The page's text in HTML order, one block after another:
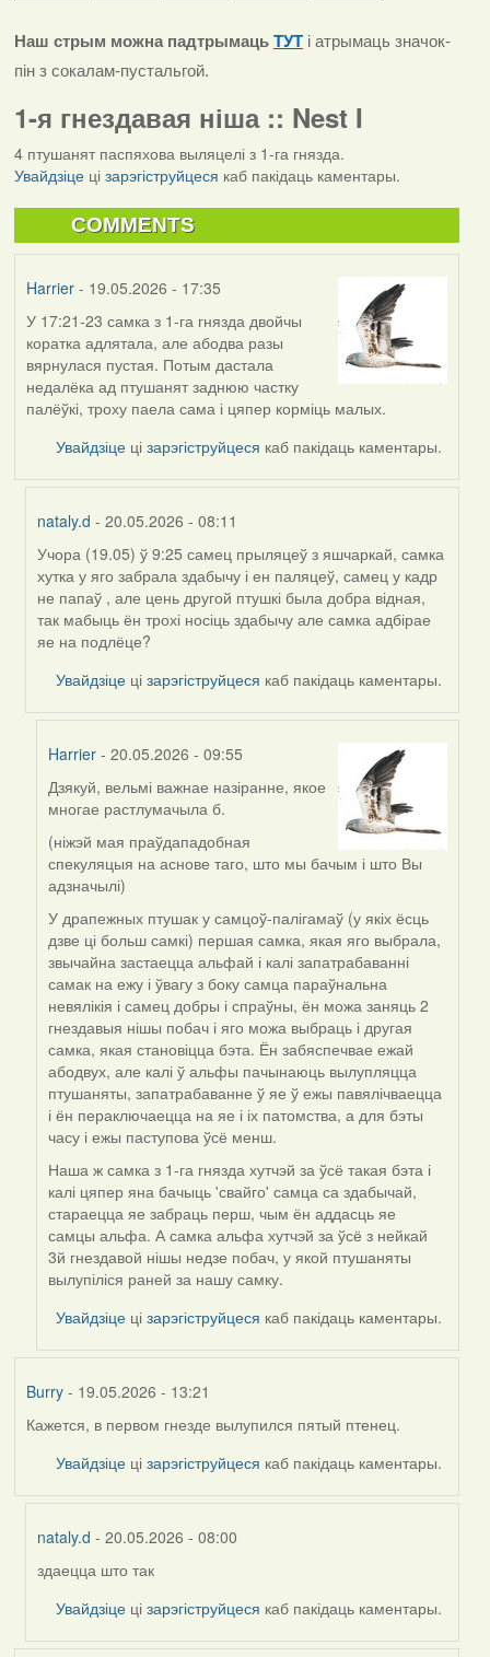
Наш стрым можна падтрымаць ТУТ і атрымаць значок-
пін з сокалам-пустальгой.
1-я гнездавая ніша :: Nest I
4 птушанят паспяхова выляцелі з 1-га гнязда.
Увайдзіцеці зарэгіструйцеся каб пакідаць каментары.
COMMENTS
Harrier- 19.05.2026 - 17:35
У 17:21-23 самка з 1-га гнязда двойчы
коратка адлятала, але абодва разы
вярнулася пустая. Потым дастала
недалёка ад птушанят заднюю частку
палёўкі, троху паела сама і цяпер корміць малых.
Увайдзіце цізарэгіструйцеся каб пакідаць каментары.
nataly.d - 20.05.2026 - 08:11
In
reply
to
by
Harrier
Учора (19.05) ў 9:25 самец прыляцеў з яшчаркай, самка
хутка у яго забрала здабычу і ен паляцеў, самец у кадр
не папаў , але цень другой птушкі была добра відная,
так мабыць ён трохі носіць здабычу але самка адбірае
яе на подлёце?
Увайдзіце цізарэгіструйцеся каб пакідаць каментары.
Harrier - 20.05.2026 - 09:55
In
reply
to
by
nataly.d
Дзякуй, вельмі важнае назіранне, якое
многае растлумачыла б.
(ніжэй мая праўдападобная
спекуляцыя на аснове таго, што мы бачым і што Вы
адзначылі)
У драпежных птушак у самцоў-палігамаў (у якіх ёсць
дзве ці больш самкі) першая самка, якая яго выбрала,
звычайна застаецца альфай і калі запатрабаванні
самак на ежу і ўвагу з боку самца параўнальна
невялікія і самец добры і спраўны, ён можа заняць 2
гнездавыя нішы побач і яго можа выбраць і другая
самка, якая становіцца бэта. Ён забяспечвае ежай
абодвух, але калі ў альфы пачынаюць вылупляцца
птушаняты, запатрабаванне ў яе ў ежы павялічваецца
і ён пераключаецца на яе і іх патомства, а для бэты
часу і ежы паступова ўсё менш.
Наша ж самка з 1-га гнязда хутчэй за ўсё такая бэта і
калі цяпер яна бачыць 'свайго' самца са здабычай,
стараецца яе забраць перш, чым ён аддасць яе
самцы альфа. А самка альфа хутчэй за ўсё з нейкай
3й гнездавой нішы недзе побач, у якой птушаняты
вылупіліся раней за нашу самку.
Увайдзіце цізарэгіструйцеся каб пакідаць каментары.
Burry- 19.05.2026 - 13:21
Кажется, в первом гнезде вылупился пятый птенец.
Увайдзіце цізарэгіструйцеся каб пакідаць каментары.
nataly.d - 20.05.2026 - 08:00
In
reply
by
здаецца што так
Увайдзіце цізарэгіструйцеся каб пакідаць каментары.